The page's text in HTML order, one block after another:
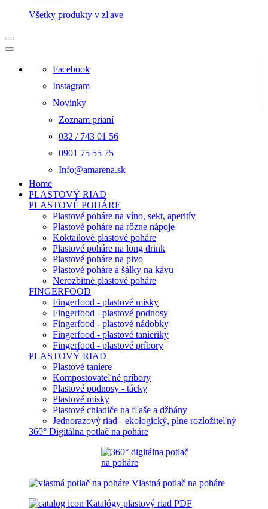
Všetky produkty v zľave
Facebook
Instagram
Novinky
Zoznam prianí
032 / 743 01 56
0901 75 55 75
Info@amarena.sk
Home
PLASTOVÝ RIAD
PLASTOVÉ POHÁRE
Plastové poháre na víno, sekt, aperitív
Plastové poháre na rôzne nápoje
Koktailové plastové poháre
Plastové poháre na long drink
Plastové poháre na pivo
Plastové poháre a šálky na kávu
Nerozbitné plastové poháre
FINGERFOOD
Fingerfood - plastové misky
Fingerfood - plastové podnosy
Fingerfood - plastové nádobky
Fingerfood - plastové tanieriky
Fingerfood - plastové príbory
PLASTOVÝ RIAD
Plastové taniere
Kompostovateľné príbory
Plastové podnosy - tácky
Plastové misky
Plastové chladiče na fľaše a džbány
Jednorazový riad - ekologický, plne rozložiteľný
360° Digitálna potlač na poháre
Vlastná potlač na poháre
Katalógy plastový riad PDF